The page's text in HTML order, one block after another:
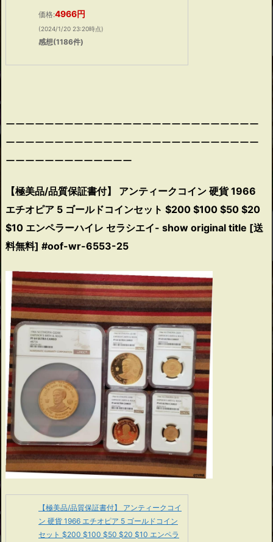
価格:4966円
(2024/1/20 23:20時点)
感想(1186件)
ーーーーーーーーーーーーーーーーーーーーーーーーーー
ーーーーーーーーーーーーーーーーーーーーーーーーーー
ーーーーーーーーーーーーー
【極美品/品質保証書付】 アンティークコイン 硬貨 1966
エチオピア 5 ゴールドコインセット $200 $100 $50 $20
$10 エンペラーハイレ セラシエイ- show original title [送
料無料] #oof-wr-6553-25
【極美品/品質保証書付】 アンティークコイ
ン 硬貨 1966 エチオピア 5 ゴールドコイン
セット $200 $100 $50 $20 $10 エンペラ